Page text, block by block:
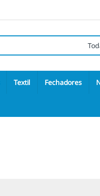
Textil Fechadores